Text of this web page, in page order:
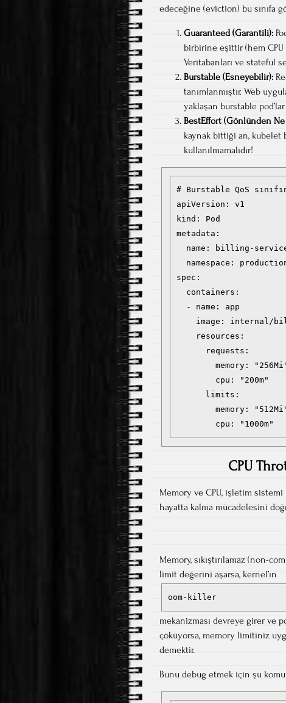
edeceğine (eviction) bu sınıfa
Guaranteed (Garantili):
birbirine eşittir (hem CPU
Veritabanları ve stateful
Burstable (Esneyebilir):
tanımlanmıştır. Web
yaklaşan burstable
BestEffort (Gönlünden Ne
kaynak bittiği an, kubelet
kullanılmamalıdır!
# Burstable QoS
apiVersion: v1
kind: Pod
metadata:
name: billing-
namespace:
spec:
  containers:
  - name: app
image: internal/
    resources:
      requests:
memory:
        cpu: "200m"
      limits:
memory:
        cpu: "1000m"
CPU
Memory ve CPU, işletim sistemi
hayatta kalma mücadelesini
Memory, sıkıştırılamaz (non-
limit değerini aşarsa, kernel’ın
oom-killer
mekanizması devreye girer ve
çöküyorsa, memory limitiniz
demektir.
Bunu debug etmek için şu